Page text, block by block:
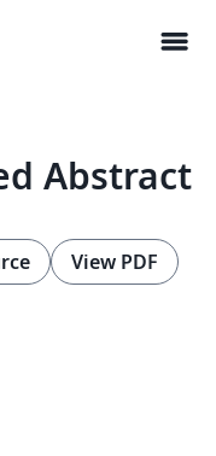
menu
Abstract
View PDF